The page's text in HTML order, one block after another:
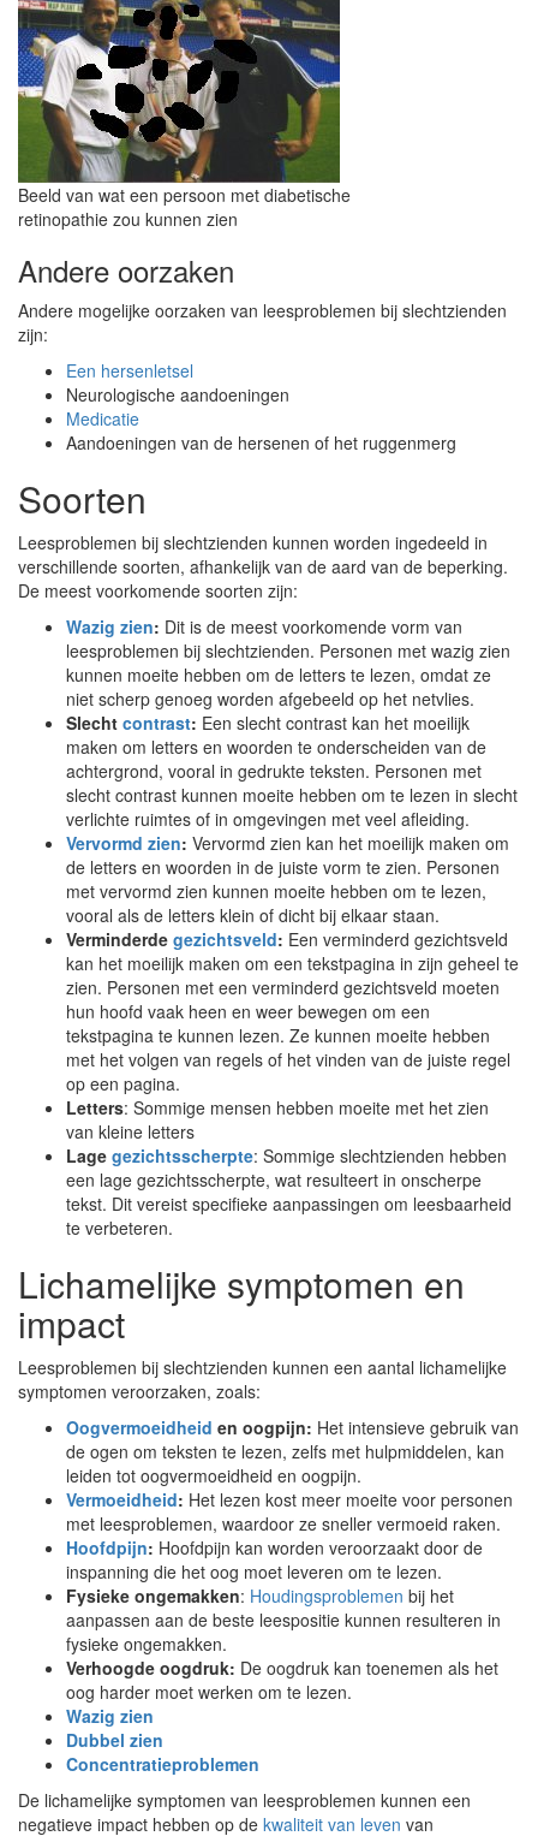
Beeld van wat een persoon met diabetische
retinopathie zou kunnen zien
Andere oorzaken
Andere mogelijke oorzaken van leesproblemen bij slechtzienden
zijn:
Een hersenletsel
Neurologische aandoeningen
Medicatie
Aandoeningen van de hersenen of het ruggenmerg
Soorten
Leesproblemen bij slechtzienden kunnen worden ingedeeld in
verschillende soorten, afhankelijk van de aard van de beperking.
De meest voorkomende soorten zijn:
Wazig zien: Dit is de meest voorkomende vorm van
leesproblemen bij slechtzienden. Personen met wazig zien
kunnen moeite hebben om de letters te lezen, omdat ze
niet scherp genoeg worden afgebeeld op het netvlies.
Slecht contrast: Een slecht contrast kan het moeilijk
maken om letters en woorden te onderscheiden van de
achtergrond, vooral in gedrukte teksten. Personen met
slecht contrast kunnen moeite hebben om te lezen in slecht
verlichte ruimtes of in omgevingen met veel afleiding.
Vervormd zien: Vervormd zien kan het moeilijk maken om
de letters en woorden in de juiste vorm te zien. Personen
met vervormd zien kunnen moeite hebben om te lezen,
vooral als de letters klein of dicht bij elkaar staan.
Verminderde gezichtsveld: Een verminderd gezichtsveld
kan het moeilijk maken om een tekstpagina in zijn geheel te
zien. Personen met een verminderd gezichtsveld moeten
hun hoofd vaak heen en weer bewegen om een
tekstpagina te kunnen lezen. Ze kunnen moeite hebben
met het volgen van regels of het vinden van de juiste regel
op een pagina.
Letters: Sommige mensen hebben moeite met het zien
van kleine letters
Lage gezichtsscherpte: Sommige slechtzienden hebben
een lage gezichtsscherpte, wat resulteert in onscherpe
tekst. Dit vereist specifieke aanpassingen om leesbaarheid
te verbeteren.
Lichamelijke symptomen en
impact
Leesproblemen bij slechtzienden kunnen een aantal lichamelijke
symptomen veroorzaken, zoals:
Oogvermoeidheid en oogpijn: Het intensieve gebruik van
de ogen om teksten te lezen, zelfs met hulpmiddelen, kan
leiden tot oogvermoeidheid en oogpijn.
Vermoeidheid: Het lezen kost meer moeite voor personen
met leesproblemen, waardoor ze sneller vermoeid raken.
Hoofdpijn: Hoofdpijn kan worden veroorzaakt door de
inspanning die het oog moet leveren om te lezen.
Fysieke ongemakken: Houdingsproblemen bij het
aanpassen aan de beste leespositie kunnen resulteren in
fysieke ongemakken.
Verhoogde oogdruk: De oogdruk kan toenemen als het
oog harder moet werken om te lezen.
Wazig zien
Dubbel zien
Concentratieproblemen
De lichamelijke symptomen van leesproblemen kunnen een
negatieve impact hebben op de kwaliteit van leven van